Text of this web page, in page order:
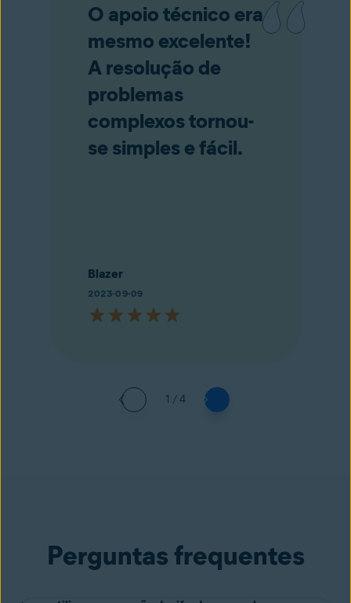
O apoio técnico era
mesmo excelente!
A resolução de
problemas
complexos tornou-
se simples e fácil.
Blazer
2023-09-09
1 / 4
Perguntas frequentes